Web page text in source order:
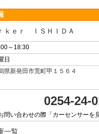
ｋｅｒ ＩＳＨＩＤＡ
～18:30
日
県新発田市荒町甲１５６４
0254-24-
問い合わせの際「カーセンサーを
一覧